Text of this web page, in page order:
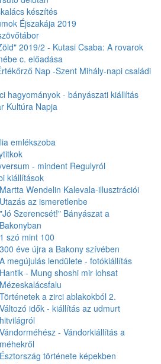
készítés
Éjszakája 2019
2019/2 - Kutasi Csaba: A rovarok
c. előadása
Nap -Szent Mihály-napi családi
hagyományok - bányászati kiállítás
Kultúra Napja
emlékszoba
- mindent Regulyról
kiállítások
Martta Wendelin Kalevala-illusztrációi
Utazás az ismeretlenbe
"Jó Szerencsét!" Bányászat a
Bakonyban
1 szó mint 100
300 éve újra a Bakony szívében
A megújulás lendülete - fotókiállítás
Hantik - Mung shoshi mir lohsat
Mézeskalácsfalu
Történetek a zirci ablakokból 2.
Változó idők - kiállítás az udmurt
hitvilágról
Vándorméhész - Vándorkiállítás a
méhekről
Észtország története képekben